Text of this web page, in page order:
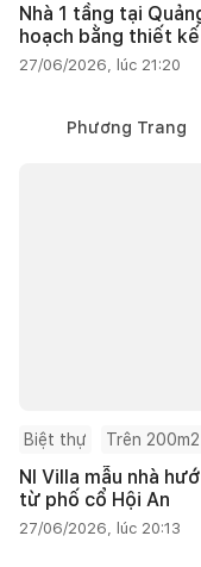
Nhà 1 tầng tại
hoạch bằng thiết
27/06/2026, lúc 21:20
Phương Trang
Biệt thự Trên 200m2
NI Villa mẫu nhà
từ phố cổ Hội An
27/06/2026, lúc 20:13